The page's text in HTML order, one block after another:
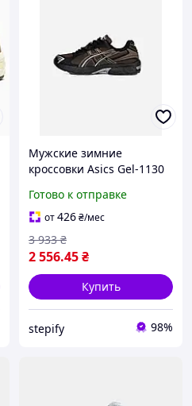
Мужские зимние
кроссовки Asics Gel-1130
утепленные влагостойкие
кожано-текстильные Код
AS163-N
Готово к отправке
от426₴/мес
2 556.45₴
3 933 ₴
Купить
stepify 98%